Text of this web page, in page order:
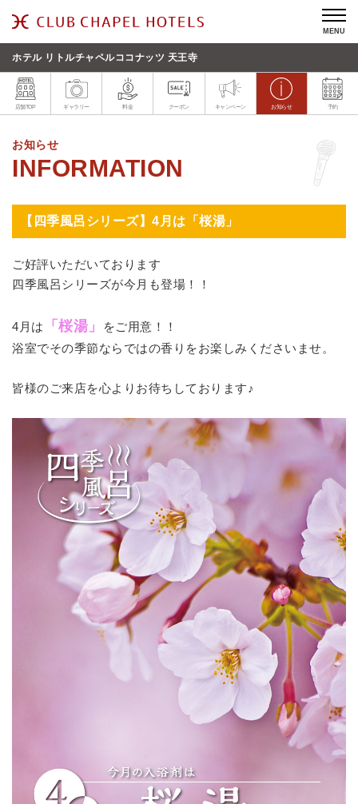
MENU
ホテル リトルチャペルココナッツ 天王寺
店舗TOP ギャラリー 料金 クーポン キャンペーン お知らせ 予約
お知らせ
【四季風呂シリーズ】4月は「桜湯」
ご好評いただいております
四季風呂シリーズが今月も登場！！
4月は 「桜湯」
をご用意！！
浴室でその季節ならではの香りをお楽しみくださいませ。
皆様のご来店を心よりお待ちしております♪